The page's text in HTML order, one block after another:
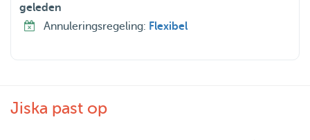
geleden
Annuleringsregeling: Flexibel
Jiska past op